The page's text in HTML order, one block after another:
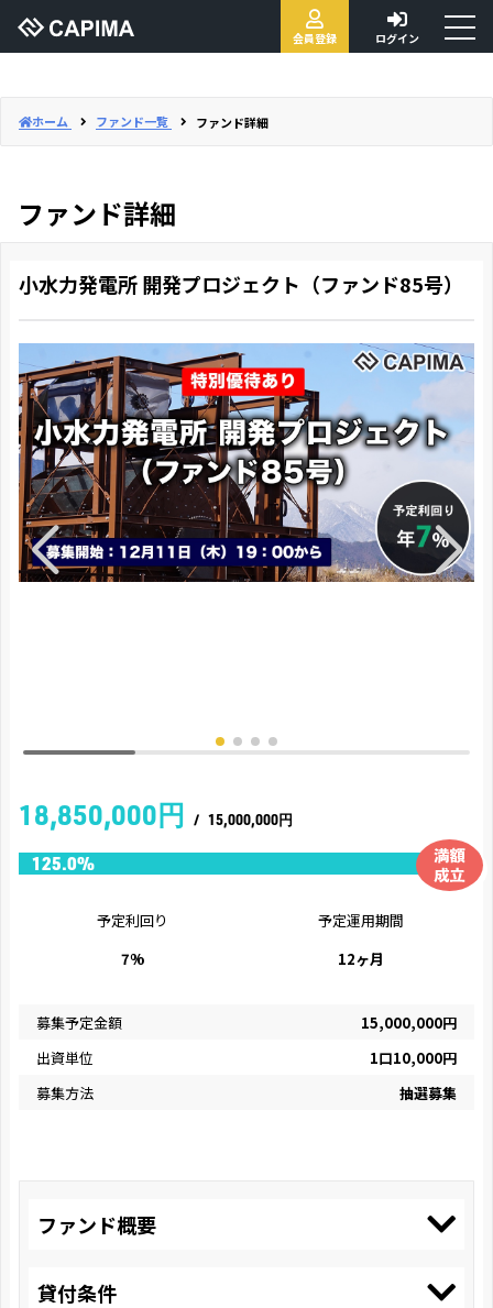
会員登録 ログイン
ホーム ファンド一覧 ファンド詳細
ファンド詳細
小水力発電所 開発プロジェクト（ファンド85号）
18,850,000円 / 15,000,000円
予定利回り
7%
予定運用期間
12ヶ月
募集予定金額
15,000,000円
出資単位
1口10,000円
募集方法
抽選募集
ファンド概要
貸付条件